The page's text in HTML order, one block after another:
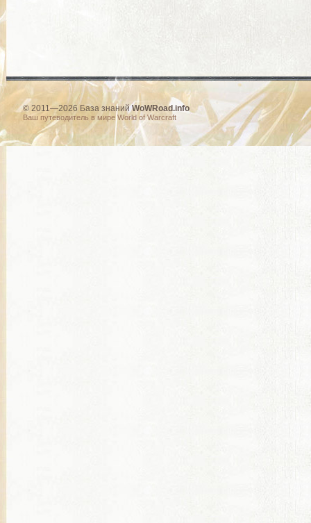
© 2011—2026 База знанийWoWRoad.info
Ваш путеводитель в мире World of Warcraft